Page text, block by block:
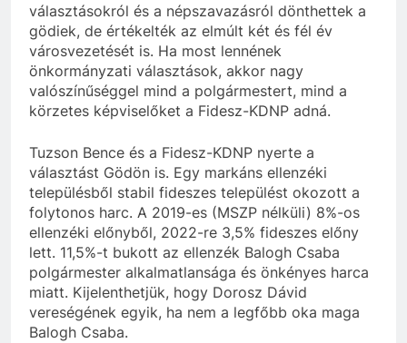
a Tisza Világ
applikáció
botránya
10 Hónap Ezelőtt
Dobrev programot
hirdet, a Tisza a Dunán
hajókázik
10 Hónap Ezelőtt
választásokról és a népszavazásról dönthettek a
gödiek, de értékelték az elmúlt két és fél év
városvezetését is. Ha most lennének
önkormányzati választások, akkor nagy
valószínűséggel mind a polgármestert, mind a
körzetes képviselőket a Fidesz-KDNP adná.
Tuzson Bence és a Fidesz-KDNP nyerte a
választást Gödön is. Egy markáns ellenzéki
településből stabil fideszes települést okozott a
folytonos harc. A 2019-es (MSZP nélküli) 8%-os
ellenzéki előnyből, 2022-re 3,5% fideszes előny
lett. 11,5%-t bukott az ellenzék Balogh Csaba
polgármester alkalmatlansága és önkényes harca
miatt. Kijelenthetjük, hogy Dorosz Dávid
vereségének egyik, ha nem a legfőbb oka maga
Balogh Csaba.